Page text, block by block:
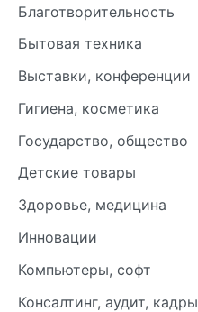
Благотворительность
Бытовая техника
Выставки, конференции
Гигиена, косметика
Государство, общество
Детские товары
Здоровье, медицина
Инновации
Компьютеры, софт
Консалтинг, аудит, кадры